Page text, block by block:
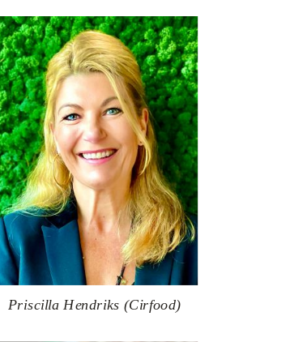
Priscilla Hendriks (Cirfood)